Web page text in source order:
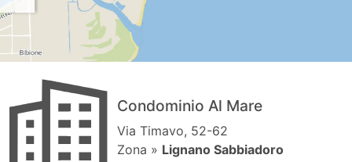
Condominio Al Mare
Via Timavo, 52-62
Zona » Lignano Sabbiadoro